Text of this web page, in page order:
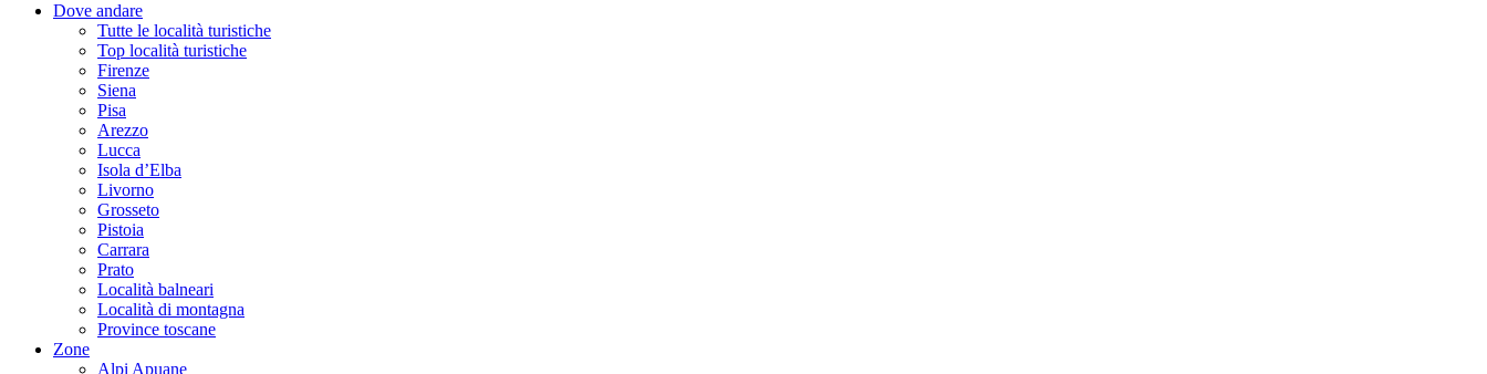
Dove andare
Tutte le località turistiche
Top località turistiche
Firenze
Siena
Pisa
Arezzo
Lucca
Isola d’Elba
Livorno
Grosseto
Pistoia
Carrara
Prato
Località balneari
Località di montagna
Province toscane
Zone
Alpi Apuane